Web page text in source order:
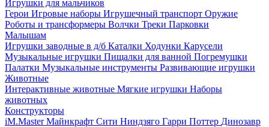
Игрушки для мальчиков
Герои Игровые наборы Игрушечный транспорт Оружие
Роботы и трансформеры Волчки Треки Парковки
Малышам
Игрушки заводные в д/б Каталки Ходунки Карусели
Музыкальные игрушки Пищалки для ванной Погремушки
Палатки Музыкальные инструменты Развивающие игрушки
Животные
Интерактивные животные Мягкие игрушки Наборы
животных
Конструкторы
iM.Master Майнкрафт Сити Ниндзяго Гарри Поттер Динозавр